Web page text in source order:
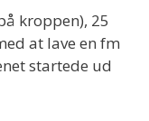
kroppen), 25
at lave en fm
startede ud